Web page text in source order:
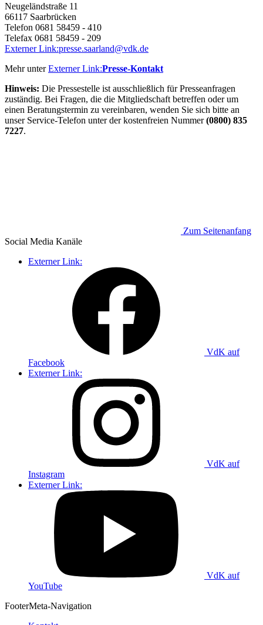
Neugeländstraße 11
66117 Saarbrücken
Telefon 0681 58459 - 410
Telefax 0681 58459 - 209
Externer Link:presse.saarland@vdk.de
Mehr unterExterner Link:Presse-Kontakt
Hinweis: Die Pressestelle ist ausschließlich für Presseanfragen
zuständig. Bei Fragen, die die Mitgliedschaft betreffen oder um
einen Beratungstermin zu vereinbaren, wenden Sie sich bitte an
unser Service-Telefon unter der kostenfreien Nummer(0800) 835
7227.
Zum Seitenanfang
Social Media Kanäle
Externer Link:
VdK auf
Facebook
Externer Link:
VdK auf
Instagram
Externer Link:
VdK auf
YouTube
FooterMeta-Navigation